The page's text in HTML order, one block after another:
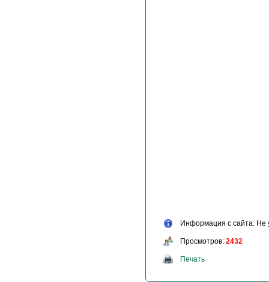
Информация с сайта: Не
Просмотров: 2432
Печать